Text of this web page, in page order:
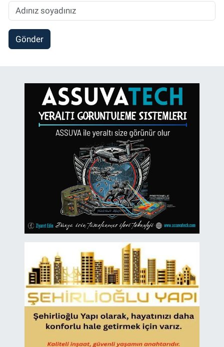
Gönder